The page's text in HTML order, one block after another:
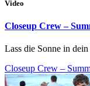
Video
Closeup Crew –
Lass die Sonne in
Closeup Crew –